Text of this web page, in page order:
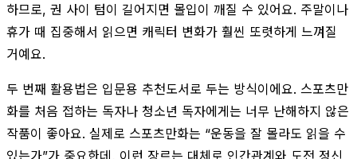
하므로, 권 사이 텀이 길어지면 몰입이 깨질 수 있어요. 주말이나
휴가 때 집중해서 읽으면 캐릭터 변화가 훨씬 또렷하게 느껴질
거예요.
두 번째 활용법은 입문용 추천도서로 두는 방식이에요. 스포츠만
화를 처음 접하는 독자나 청소년 독자에게는 너무 난해하지 않은
작품이 좋아요. 실제로 스포츠만화는 “운동을 잘 몰라도 읽을 수
있는가”가 중요한데, 이런 장르는 대체로 인간관계와 도전 정신